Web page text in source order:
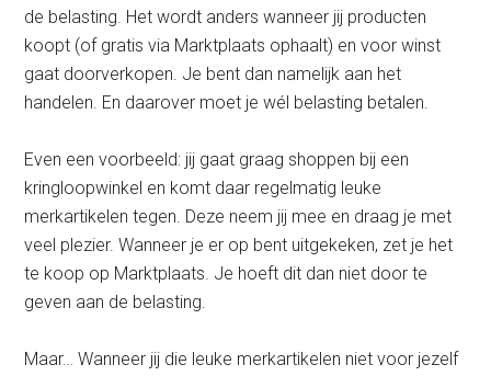
de belasting. Het wordt anders wanneer jij producten
koopt (of gratis via Marktplaats ophaalt) en voor winst
gaat doorverkopen. Je bent dan namelijk aan het
handelen. En daarover moet je wél belasting betalen.
Even een voorbeeld: jij gaat graag shoppen bij een
kringloopwinkel en komt daar regelmatig leuke
merkartikelen tegen. Deze neem jij mee en draag je met
veel plezier. Wanneer je er op bent uitgekeken, zet je het
te koop op Marktplaats. Je hoeft dit dan niet door te
geven aan de belasting.
Maar… Wanneer jij die leuke merkartikelen niet voor jezelf